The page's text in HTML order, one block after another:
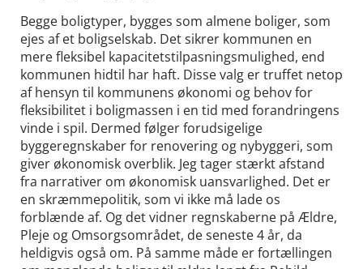
Begge boligtyper, bygges som almene boliger, som
ejes af et boligselskab. Det sikrer kommunen en
mere fleksibel kapacitetstilpasningsmulighed, end
kommunen hidtil har haft. Disse valg er truffet netop
af hensyn til kommunens økonomi og behov for
fleksibilitet i boligmassen i en tid med forandringens
vinde i spil. Dermed følger forudsigelige
byggeregnskaber for renovering og nybyggeri, som
giver økonomisk overblik. Jeg tager stærkt afstand
fra narrativer om økonomisk uansvarlighed. Det er
en skræmmepolitik, som vi ikke må lade os
forblænde af. Og det vidner regnskaberne på Ældre,
Pleje og Omsorgsområdet, de seneste 4 år, da
heldigvis også om. På samme måde er fortællingen